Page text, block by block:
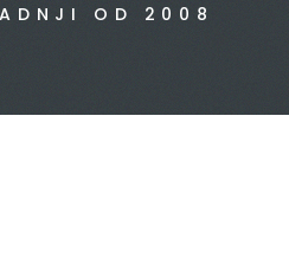
OD 2008